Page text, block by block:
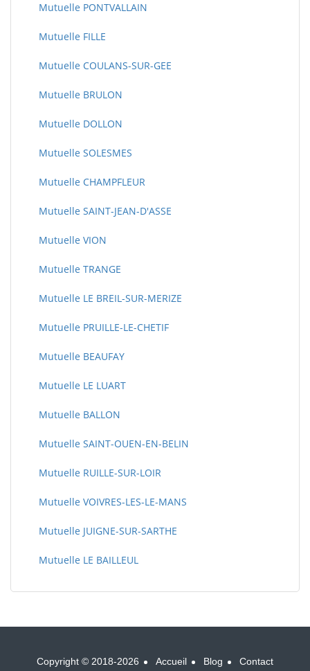
Mutuelle PONTVALLAIN
Mutuelle FILLE
Mutuelle COULANS-SUR-GEE
Mutuelle BRULON
Mutuelle DOLLON
Mutuelle SOLESMES
Mutuelle CHAMPFLEUR
Mutuelle SAINT-JEAN-D'ASSE
Mutuelle VION
Mutuelle TRANGE
Mutuelle LE BREIL-SUR-MERIZE
Mutuelle PRUILLE-LE-CHETIF
Mutuelle BEAUFAY
Mutuelle LE LUART
Mutuelle BALLON
Mutuelle SAINT-OUEN-EN-BELIN
Mutuelle RUILLE-SUR-LOIR
Mutuelle VOIVRES-LES-LE-MANS
Mutuelle JUIGNE-SUR-SARTHE
Mutuelle LE BAILLEUL
Copyright © 2018-2026 Accueil Blog Contact